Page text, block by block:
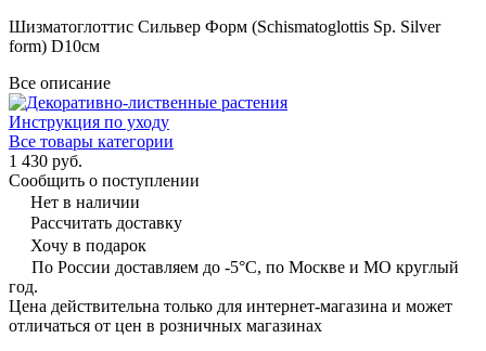
Шизматоглоттис Сильвер Форм (Schismatoglottis Sp. Silver
form) D10см
Все описание
Инструкция по уходу
Все товары категории
1 430 руб.
Сообщить о поступлении
Нет в наличии
Рассчитать доставку
Хочу в подарок
По России доставляем до -5°C, по Москве и МО круглый
год.
Цена действительна только для интернет-магазина и может
отличаться от цен в розничных магазинах